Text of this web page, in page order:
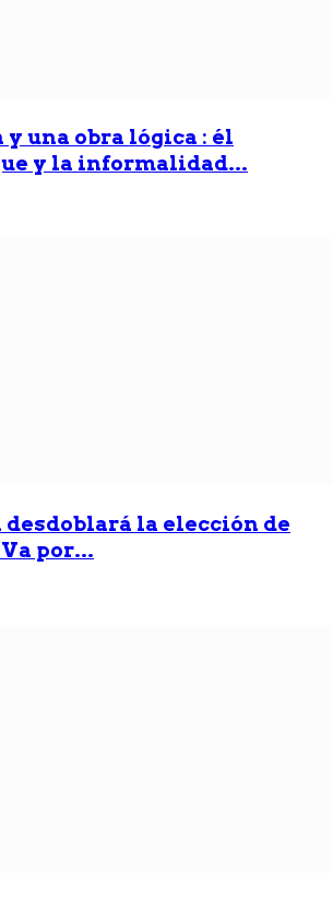
y una obra lógica : él
y la informalidad...
desdoblará la elección de
por...